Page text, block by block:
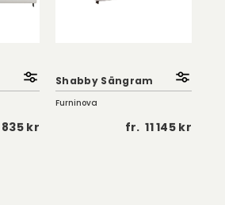
835 kr
Shabby Sängram
Furninova
fr. 11 145 kr